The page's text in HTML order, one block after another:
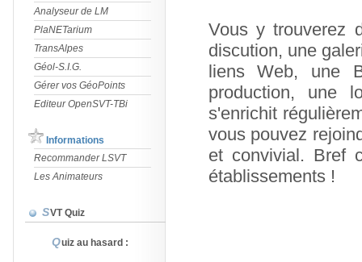
Analyseur de LM
PlaNETarium
TransAlpes
Géol-S.I.G.
Gérer vos GéoPoints
Editeur OpenSVT-TBi
Informations
Recommander LSVT
Les Animateurs
SVT Quiz
Quiz au hasard :
Vous y trouverez
discution, une
liens Web, une
production, une
s'enrichit
vous pouvez
et convivial. Bref
établissements !